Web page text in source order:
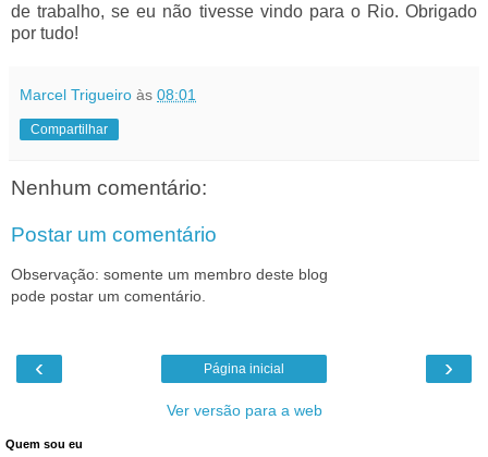
de trabalho, se eu não tivesse vindo para o Rio. Obrigado
por tudo!
Marcel Trigueiro às 08:01
Compartilhar
Nenhum comentário:
Postar um comentário
Observação: somente um membro deste blog
pode postar um comentário.
‹ ›
Página inicial
Ver versão para a web
Quem sou eu